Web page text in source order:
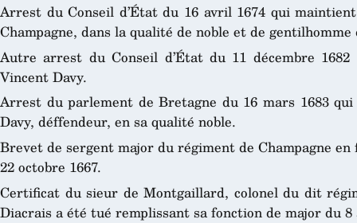
Arrest du Conseil d’État du 16 avril 1674 qui
Champagne, dans la qualité de noble et de
Autre arrest du Conseil d’État du 11 décembre
Vincent Davy.
Arrest du parlement de Bretagne du 16 mars 1683
Davy, déffendeur, en sa qualité noble.
Brevet de sergent major du régiment de Champagne
22 octobre 1667.
Certificat du sieur de Montgaillard, colonel du dit
Diacrais a été tué remplissant sa fonction de major du 8